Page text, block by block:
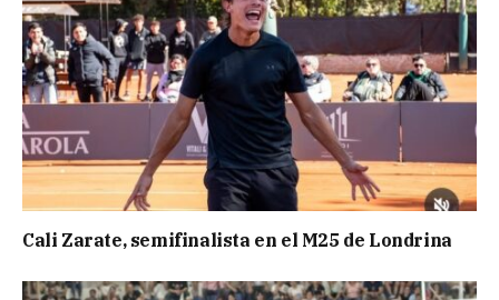
Cali Zarate, semifinalista en el M25 de Londrina